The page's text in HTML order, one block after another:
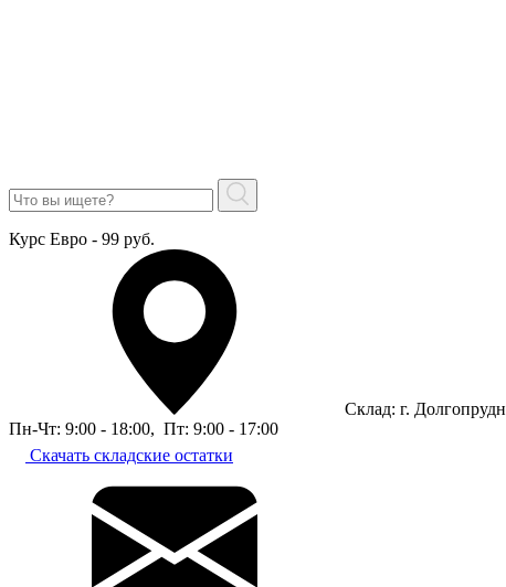
Курс Евро - 99 руб.
Склад: г.
Пн-Чт: 9:00 - 18:00, Пт: 9:00 - 17:00
Скачать складские остатки